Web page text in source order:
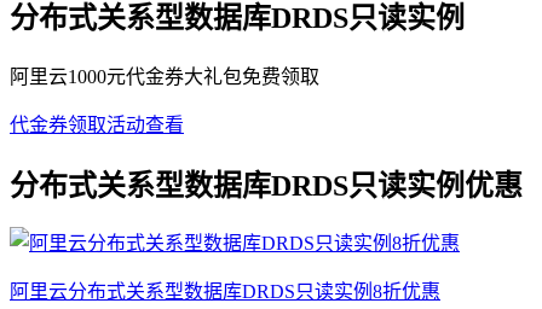
分布式关系型数据库DRDS只读实例
阿里云1000元代金券大礼包免费领取
代金券领取活动查看
分布式关系型数据库DRDS只读实例优惠
阿里云分布式关系型数据库DRDS只读实例8折优惠